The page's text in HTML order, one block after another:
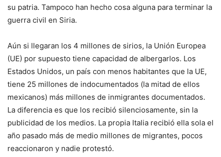
su patria. Tampoco han hecho cosa alguna para terminar la
guerra civil en Siria.
Aún si llegaran los 4 millones de sirios, la Unión Europea
(UE) por supuesto tiene capacidad de albergarlos. Los
Estados Unidos, un país con menos habitantes que la UE,
tiene 25 millones de indocumentados (la mitad de ellos
mexicanos) más millones de inmigrantes documentados.
La diferencia es que los recibió silenciosamente, sin la
publicidad de los medios. La propia Italia recibió ella sola el
año pasado más de medio millones de migrantes, pocos
reaccionaron y nadie protestó.